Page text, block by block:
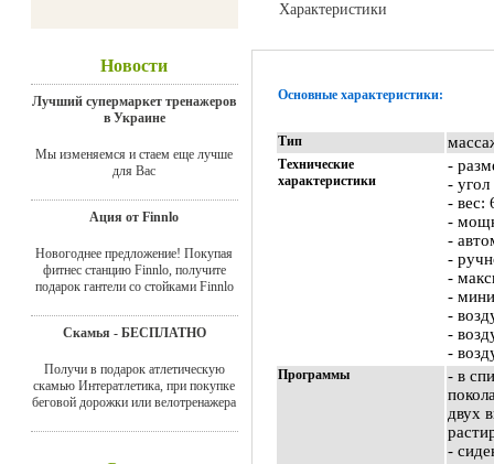
Новости
Лучший супермаркет тренажеров
в Украине
Мы изменяемся и стаем еще лучше
для Вас
Ация от Finnlo
Новогоднее предложение! Покупая
фитнес станцию Finnlo, получите
подарок гантели со стойками Finnlo
Скамья - БЕСПЛАТНО
Получи в подарок атлетическую
скамью Интератлетика, при покупке
беговой дорожки или велотренажера
Характеристики
Основные характеристики:
Тип
Технические
характеристики
-
- угол
- вес:
-
-
-
-
-
-
-
-
Программы
- в
двух
-